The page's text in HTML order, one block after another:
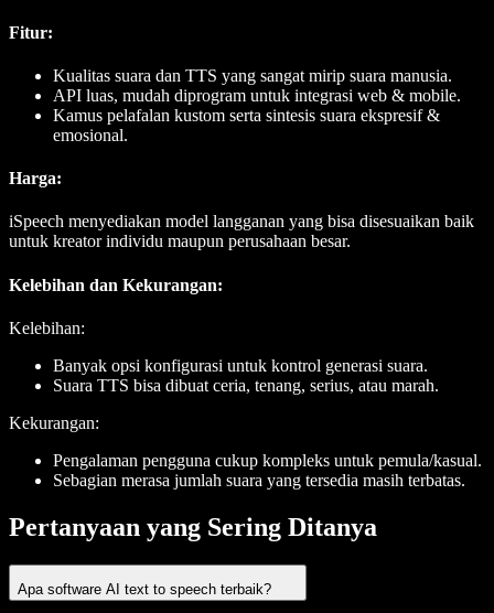
Fitur:
Kualitas suara dan TTS yang sangat mirip suara manusia.
API luas, mudah diprogram untuk integrasi web & mobile.
Kamus pelafalan kustom serta sintesis suara ekspresif &
emosional.
Harga:
iSpeech menyediakan model langganan yang bisa disesuaikan baik
untuk kreator individu maupun perusahaan besar.
Kelebihan dan Kekurangan:
Kelebihan:
Banyak opsi konfigurasi untuk kontrol generasi suara.
Suara TTS bisa dibuat ceria, tenang, serius, atau marah.
Kekurangan:
Pengalaman pengguna cukup kompleks untuk pemula/kasual.
Sebagian merasa jumlah suara yang tersedia masih terbatas.
Pertanyaan yang Sering Ditanya
Apa software AI text to speech terbaik?